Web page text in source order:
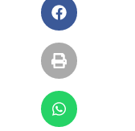
פייסבוק
הדפסה
ווטסאפ